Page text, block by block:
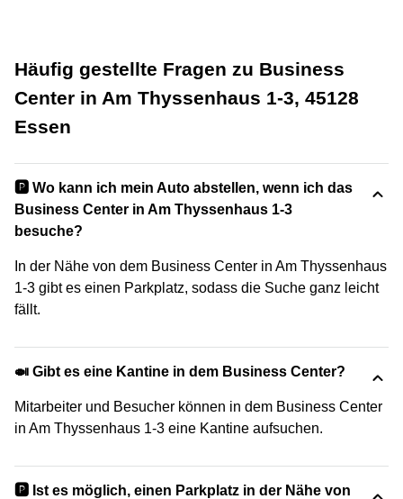
Häufig gestellte Fragen zu Business
Center in Am Thyssenhaus 1-3, 45128
Essen
🅿️ Wo kann ich mein Auto abstellen, wenn ich das
Business Center in Am Thyssenhaus 1-3
besuche?
In der Nähe von dem Business Center in Am Thyssenhaus
1-3 gibt es einen Parkplatz, sodass die Suche ganz leicht
fällt.
🍛 Gibt es eine Kantine in dem Business Center?
Mitarbeiter und Besucher können in dem Business Center
in Am Thyssenhaus 1-3 eine Kantine aufsuchen.
🅿️ Ist es möglich, einen Parkplatz in der Nähe von